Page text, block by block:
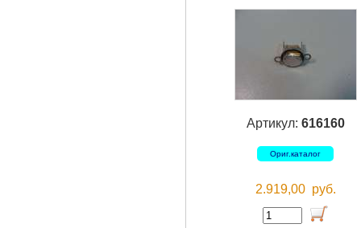
Артикул: 616160
Ориг.каталог
2.919,00 руб.